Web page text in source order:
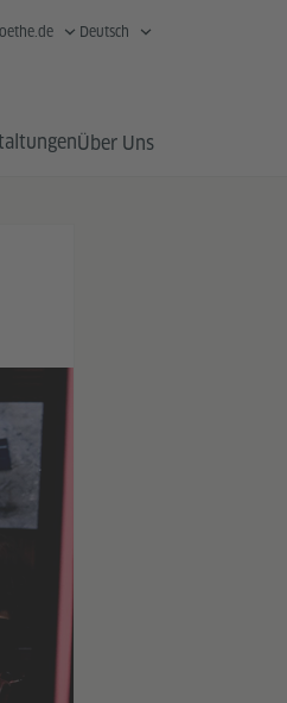
Deutsch
Über Uns